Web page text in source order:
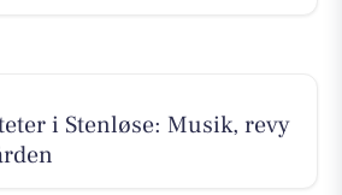
i Stenløse: Musik, revy